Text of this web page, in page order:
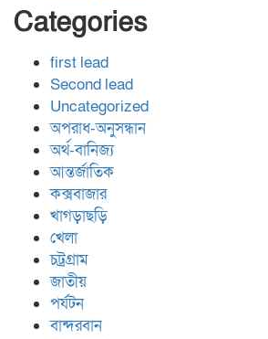
Categories
first lead
Second lead
Uncategorized
অপরাধ-অনুসন্ধান
অর্থ-বানিজ্য
আন্তর্জাতিক
কক্সবাজার
খাগড়াছড়ি
খেলা
চট্রগ্রাম
জাতীয়
পর্যটন
বান্দরবান